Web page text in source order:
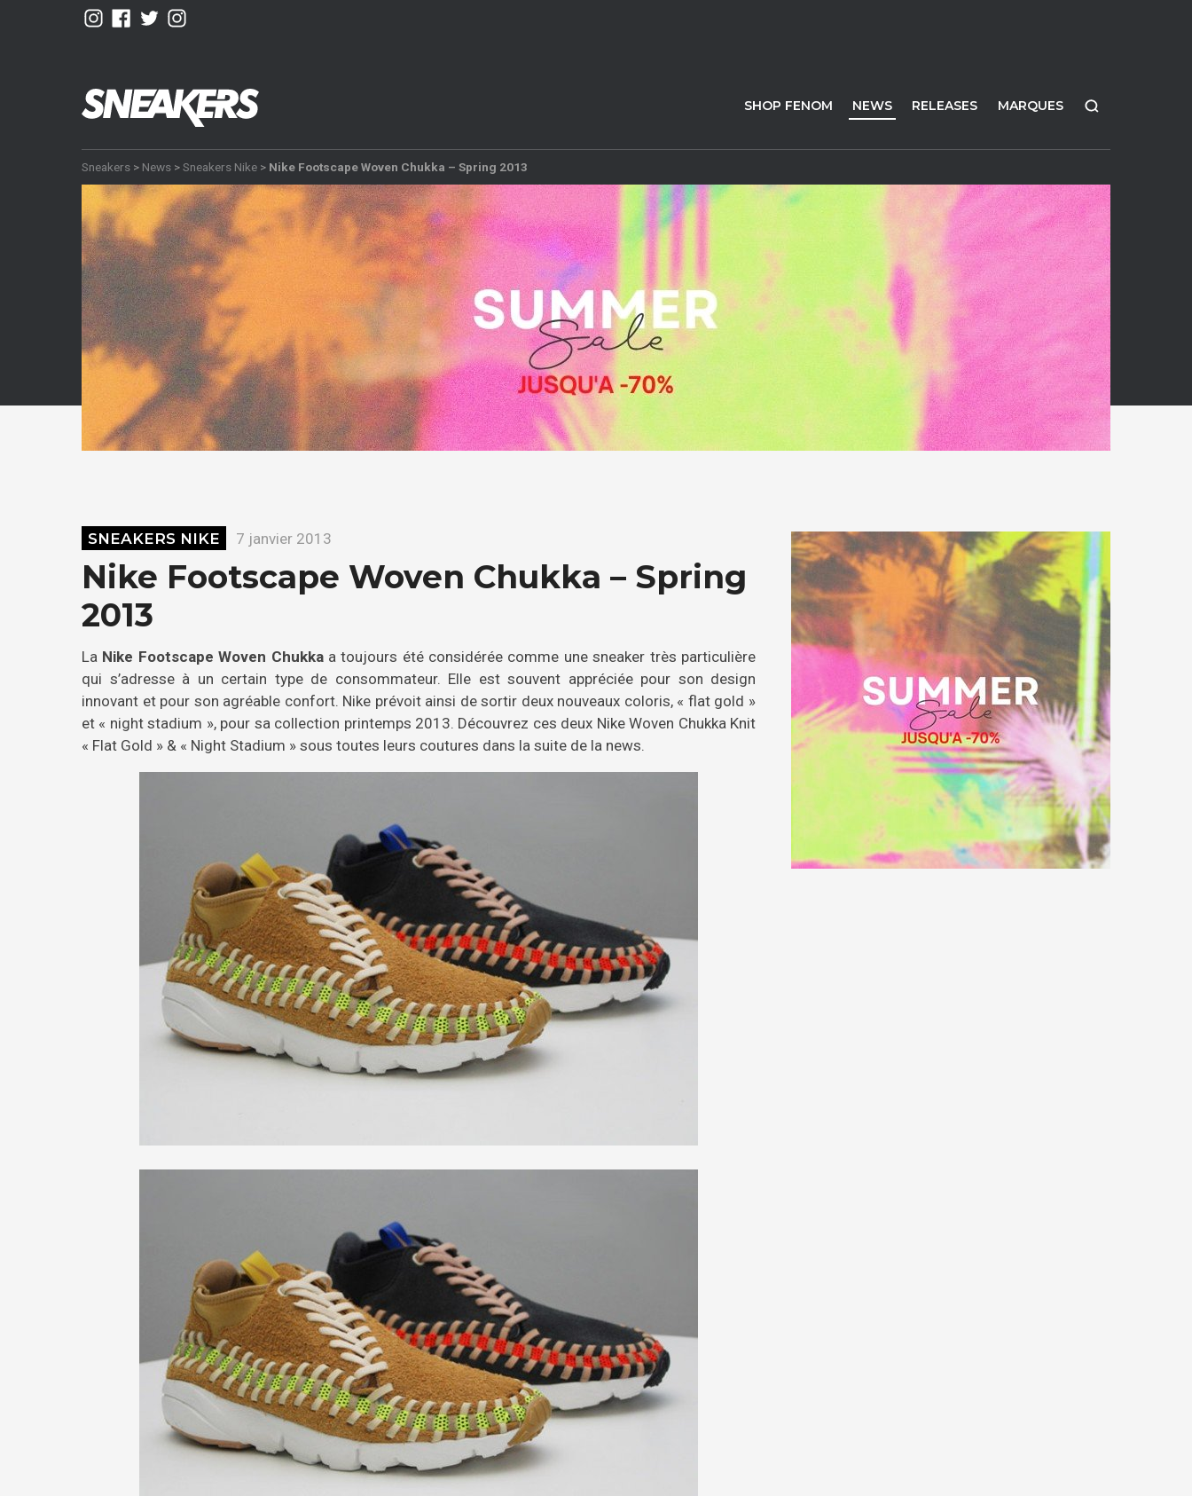
SHOP FENOM NEWS RELEASES MARQUES
Sneakers > News >Sneakers Nike > Nike Footscape Woven Chukka – Spring 2013
SNEAKERS NIKE 7 janvier 2013
Nike Footscape Woven Chukka – Spring
2013
La Nike Footscape Woven Chukkaa toujours été considérée comme une sneaker très particulière
qui s’adresse à un certain type de consommateur. Elle est souvent appréciée pour son design
innovant et pour son agréable confort. Nike prévoit ainsi de sortir deux nouveaux coloris, « flat gold »
et « night stadium », pour sa collection printemps 2013. Découvrez ces deux Nike Woven Chukka Knit
« Flat Gold » & « Night Stadium » sous toutes leurs coutures dans la suite de la news.